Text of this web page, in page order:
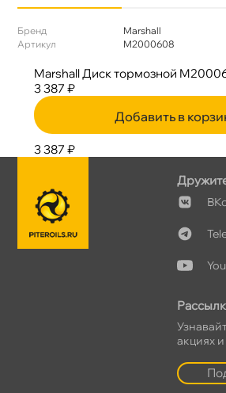
Бренд
Marshall
Артикул
M2000608
Marshall Диск тормозной
3 387 ₽
Добавить в
3 387 ₽
акциях